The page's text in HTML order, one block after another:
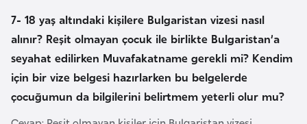
7- 18 yaş altındaki kişilere Bulgaristan vizesi nasıl
alınır? Reşit olmayan çocuk ile birlikte Bulgaristan’a
seyahat edilirken Muvafakatname gerekli mi? Kendim
için bir vize belgesi hazırlarken bu belgelerde
çocuğumun da bilgilerini belirtmem yeterli olur mu?
y
a
n
a